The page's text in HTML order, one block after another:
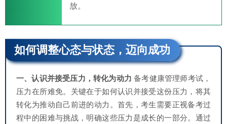
放。
如何调整心态与状态，迈向成功
一、认识并接受压力，转化为动力 备考健康管理师考试，
压力在所难免。关键在于如何认识并接受这份压力，将其
转化为推动自己前进的动力。首先，考生需要正视备考过
程中的困难与挑战，明确这些压力是成长的一部分。通过